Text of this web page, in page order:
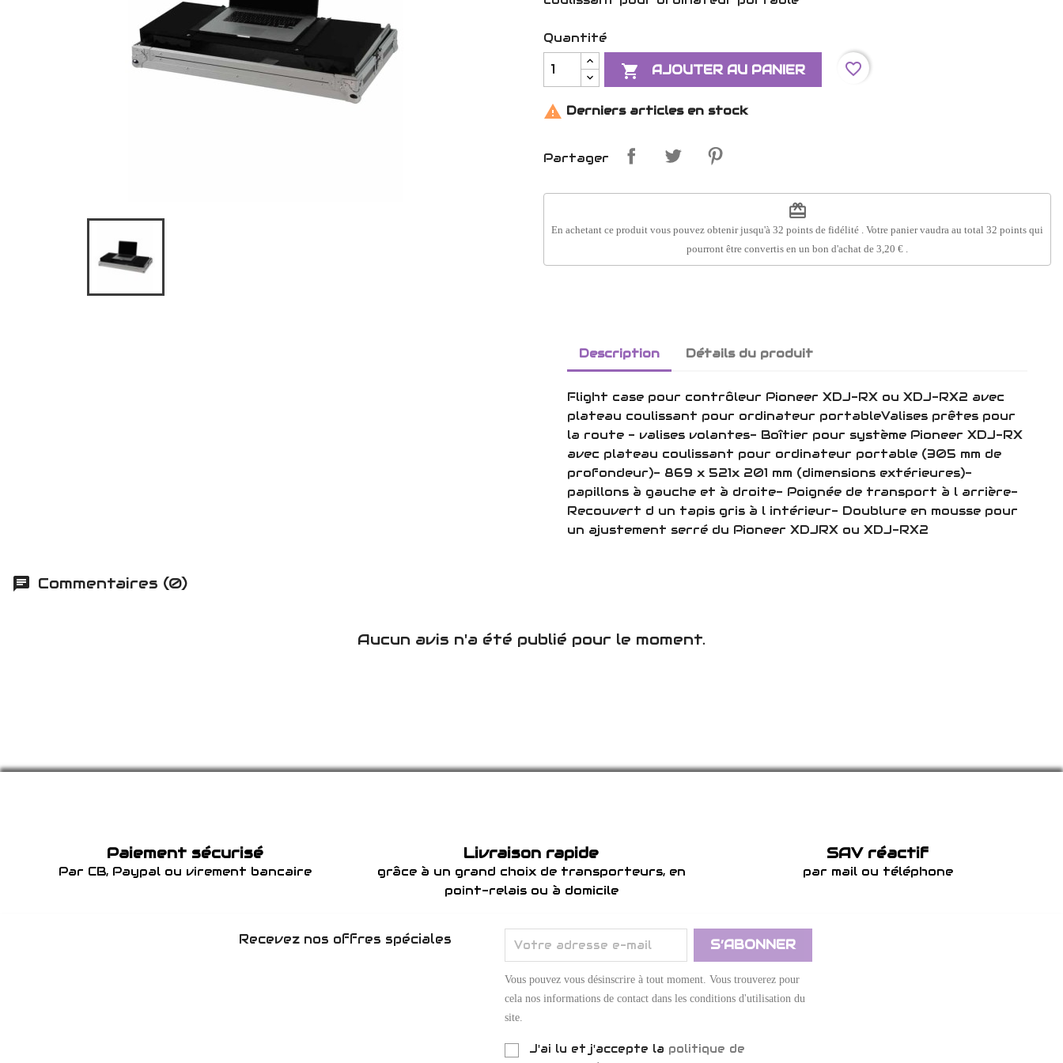
Quantité
 AJOUTER AU PANIER favorite_border
 Derniers articles en stock
Partager
redeem
En achetant ce produit vous pouvez obtenir jusqu'à 32 points de fidélité . Votre panier vaudra au total 32 points qui
pourront être convertis en un bon d'achat de 3,20 €
Description Détails du produit
Flight case pour contrôleur Pioneer XDJ-RX ou XDJ-RX2 avec
plateau coulissant pour ordinateur portableValises prêtes pour
la route - valises volantes- Boîtier pour système Pioneer XDJ-RX
avec plateau coulissant pour ordinateur portable (305 mm de
profondeur)- 869 x 521x 201 mm (dimensions extérieures)-
papillons à gauche et à droite- Poignée de transport à l arrière-
Recouvert d un tapis gris à l intérieur- Doublure en mousse pour
un ajustement serré du Pioneer XDJRX ou XDJ-RX2
Commentaires (0)
Aucun avis n'a été publié pour le moment.
Paiement sécurisé
Par CB, Paypal ou virement bancaire
Livraison rapide
grâce à un grand choix de transporteurs, en
point-relais ou à domicile
SAV réactif
par mail ou téléphone
Recevez nos offres spéciales
Vous pouvez vous désinscrire à tout moment. Vous trouverez pour
cela nos informations de contact dans les conditions d'utilisation du
site.
J'ai lu et j'accepte la politique de